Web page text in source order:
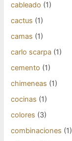
cableado (1)
cactus (1)
camas (1)
carlo scarpa (1)
cemento (1)
chimeneas (1)
cocinas (1)
colores (3)
combinaciones (1)